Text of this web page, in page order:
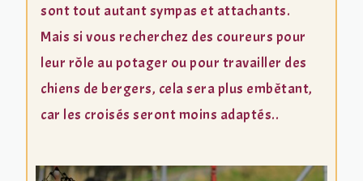
sont tout autant sympas et attachants.
Mais si vous recherchez des coureurs pour
leur rôle au potager ou pour travailler des
chiens de bergers, cela sera plus embêtant,
car les croisés seront moins adaptés..